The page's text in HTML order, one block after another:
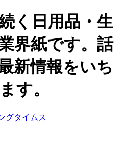
く日用品・生
界紙です。話
新情報をいち
す。